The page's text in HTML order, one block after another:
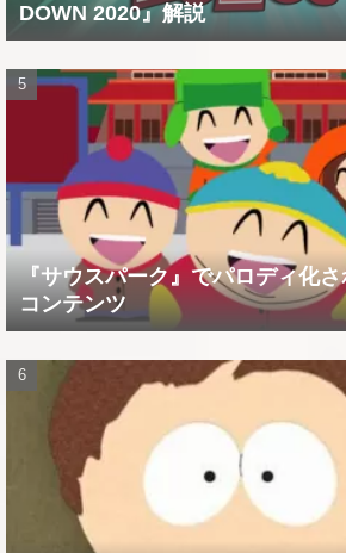
DOWN 2020』解説
『サウスパーク』でパロディ化
コンテンツ